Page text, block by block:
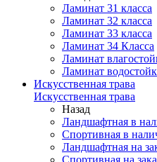
Ламинат 31 класса
Ламинат 32 класса
Ламинат 33 класса
Ламинат 34 Класса
Ламинат
Ламинат
Искусственная трава
Искусственная трава
Назад
Ландшафтная в
Спортивная в
Ландшафтная на
Спортивная на